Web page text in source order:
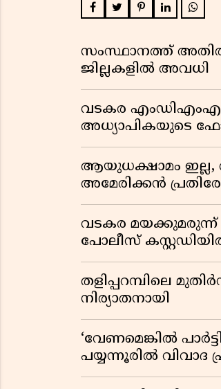
സംസ്ഥാനത്ത്
ജില്ലകളിൽ അവധി
വടകര എംഡിഎംഎ
അധ്യാപികയുടെ
ആയുധക്ഷാമം ഇല്ല,
അമേരിക്കൻ
വടകര
പോലീസ്
തളിപ്പറമ്പിലെ
നിര്യാതനായി
‘വേണമെങ്കിൽ
പയ്യന്നൂരിൽ